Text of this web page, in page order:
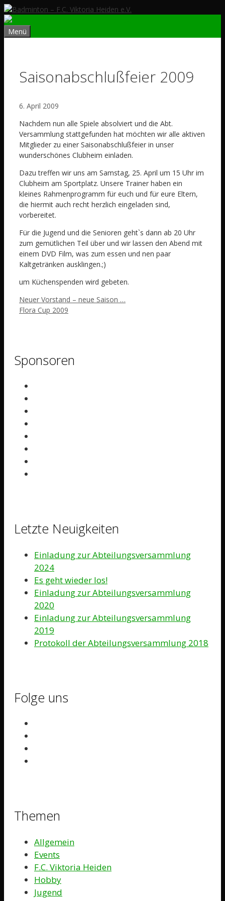
Zum
Inhalt
springen
Menü
Saisonabschlußfeier 2009
6. April 2009
Nachdem nun alle Spiele absolviert und die Abt.
Versammlung stattgefunden hat möchten wir alle aktiven
Mitglieder zu einer Saisonabschlußfeier in unser
wunderschönes Clubheim einladen.
Dazu treffen wir uns am Samstag, 25. April um 15 Uhr im
Clubheim am Sportplatz. Unsere Trainer haben ein
kleines Rahmenprogramm für euch und für eure Eltern,
die hiermit auch recht herzlich eingeladen sind,
vorbereitet.
Für die Jugend und die Senioren geht`s dann ab 20 Uhr
zum gemütlichen Teil über und wir lassen den Abend mit
einem DVD Film, was zum essen und nen paar
Kaltgetränken ausklingen.;)
um Küchenspenden wird gebeten.
Neuer Vorstand – neue Saison …
Flora Cup 2009
Sponsoren
Letzte Neuigkeiten
Einladung zur Abteilungsversammlung
2024
Es geht wieder los!
Einladung zur Abteilungsversammlung
2020
Einladung zur Abteilungsversammlung
2019
Protokoll der Abteilungsversammlung 2018
Folge uns
Themen
Allgemein
Events
F.C. Viktoria Heiden
Hobby
Jugend